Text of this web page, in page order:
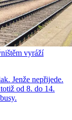
vyráží
Jenže nepřijede.
od 8. do 14.